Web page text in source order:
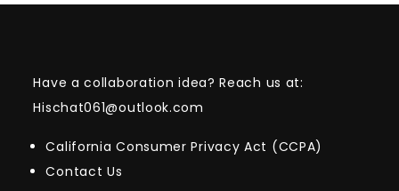
Have a collaboration idea? Reach us at:
Hischat061@outlook.com
California Consumer Privacy Act (CCPA)
Contact Us